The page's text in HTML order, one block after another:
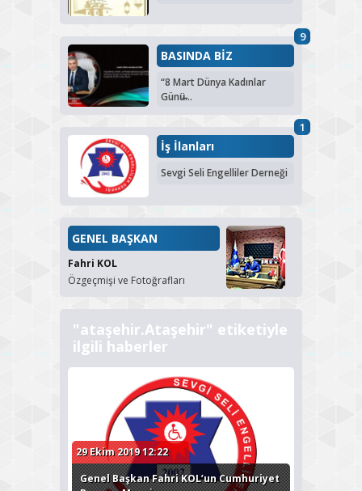
9
BASINDA BİZ
“8 Mart Dünya Kadınlar
Günü̶...
1
İş İlanları
Sevgi Seli Engelliler Derneği
GENEL BAŞKAN
Fahri KOL
Özgeçmişi ve Fotoğrafları
"ataşehir.Ataşehir" etiketiyle
ilgili haberler
29 Ekim 2019 12:22
Genel Başkan Fahri KOL’un Cumhuriyet